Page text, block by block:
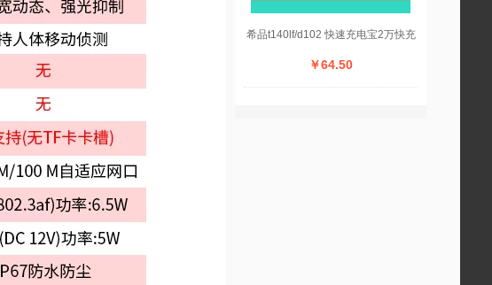
希品t140lf/d102 快速充电宝2万快充
￥64.50